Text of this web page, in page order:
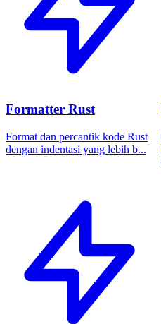
Formatter Rust
Format dan percantik kode Rust
dengan indentasi yang lebih b...